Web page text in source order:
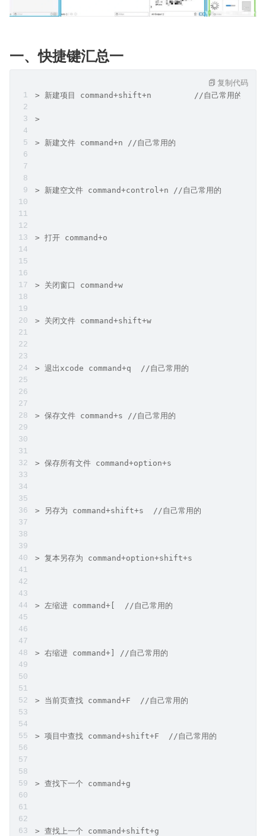
一、快捷键汇总一
> 新建项目 command+shift+n         //自己常用的
>
> 新建文件 command+n //自己常用的
> 新建空文件 command+control+n //自己常用的
> 打开 command+o
> 关闭窗口 command+w
> 关闭文件 command+shift+w
> 退出xcode command+q  //自己常用的
> 保存文件 command+s //自己常用的
> 保存所有文件 command+option+s
> 另存为 command+shift+s  //自己常用的
> 复本另存为 command+option+shift+s
> 左缩进 command+[  //自己常用的
> 右缩进 command+] //自己常用的
> 当前页查找 command+F  //自己常用的
> 项目中查找 command+shift+F  //自己常用的
> 查找下一个 command+g
> 查找上一个 command+shift+g
复制代码